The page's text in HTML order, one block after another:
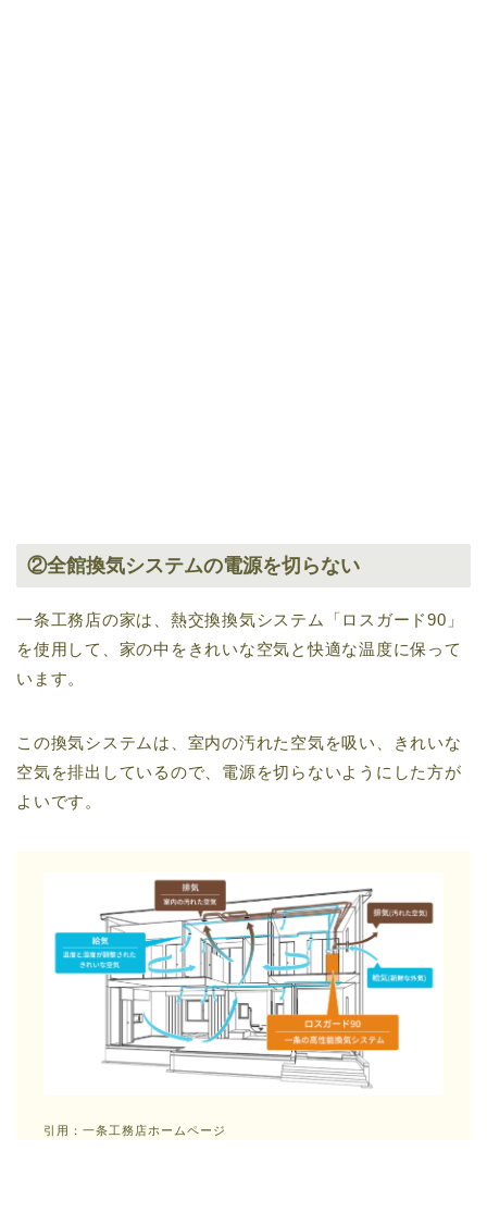
②全館換気システムの電源を切らない
一条工務店の家は、熱交換換気システム「ロスガード90」
を使用して、家の中をきれいな空気と快適な温度に保って
います。
この換気システムは、室内の汚れた空気を吸い、きれいな
空気を排出しているので、電源を切らないようにした方が
よいです。
引用：一条工務店ホームページ